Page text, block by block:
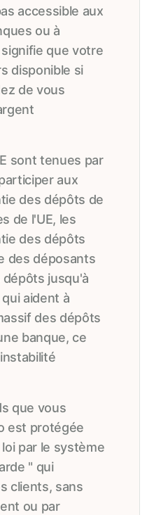
accessible aux
ou à
que votre
disponible si
de vous
sont tenues par
aux
des dépôts de
de l'UE, les
des dépôts
des déposants
jusqu'à
aident à
des dépôts
banque, ce
que vous
est protégée
par le système
" qui
clients, sans
ou par